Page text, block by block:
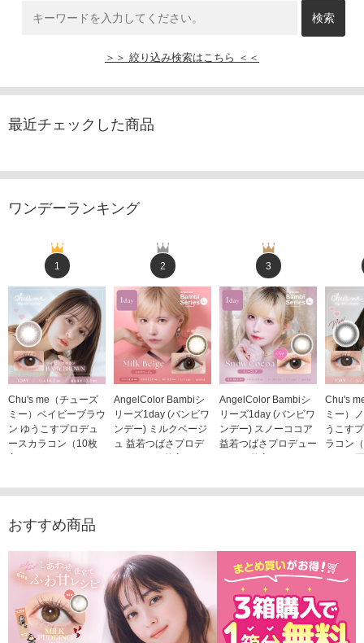
＞＞ 絞り込み検索はこちら ＜＜
最近チェックした商品
ワンデーランキング
1
Chu's me（チューズ
ミー）ベイビーブラウ
ン ゆうこすプロデュ
ースカラコン（10枚
2
AngelColor Bambiシ
リーズ1day (バンビワ
ンデー) ミルクベージ
ュ 益若つばさプロデ
3
AngelColor Bambiシ
リーズ1day (バンビワ
ンデー) スノーココア
益若つばさプロデュー
Chu's
ミー）
うこす
ラコン
おすすめ商品